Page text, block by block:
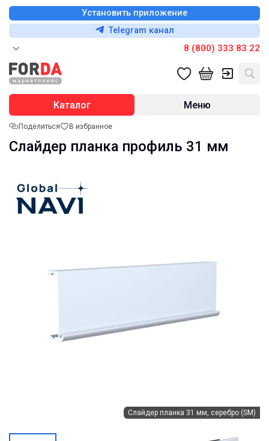
Установить приложение
Telegram канал
8 (800) 333 83 22
Каталог Меню
Поделиться В избранное
Слайдер планка профиль 31 мм
Слайдер планка 31 мм, серебро (SM)